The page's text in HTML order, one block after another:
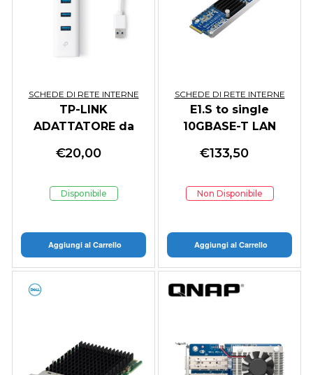
SCHEDE DI RETE INTERNE
TP-LINK
ADATTATORE da
GIGABIT
€20,00
Disponibile
Aggiungi al Carrello
SCHEDE DI RETE INTERNE
E1.S to single
10GBASE-T LAN
€133,50
Non Disponibile
Aggiungi al Carrello